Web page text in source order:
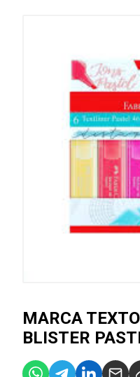
MARCA
BLISTER